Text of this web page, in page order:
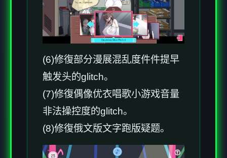
(6)修復部分漫展混乱度件件提早
触发头的glitch。
(7)修復偶像优衣唱歌小游戏音量
非法操控度的glitch。
(8)修復俄文版文字跑版疑题。